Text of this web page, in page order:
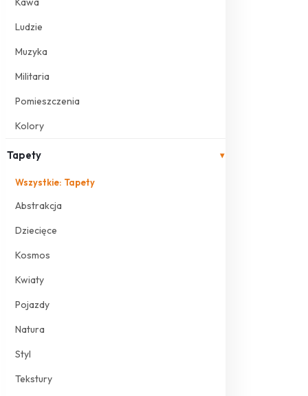
Ludzie
Muzyka
Militaria
Pomieszczenia
Kolory
Tapety ▾
Wszystkie: Tapety
Abstrakcja
Dziecięce
Kosmos
Kwiaty
Pojazdy
Natura
Styl
Tekstury